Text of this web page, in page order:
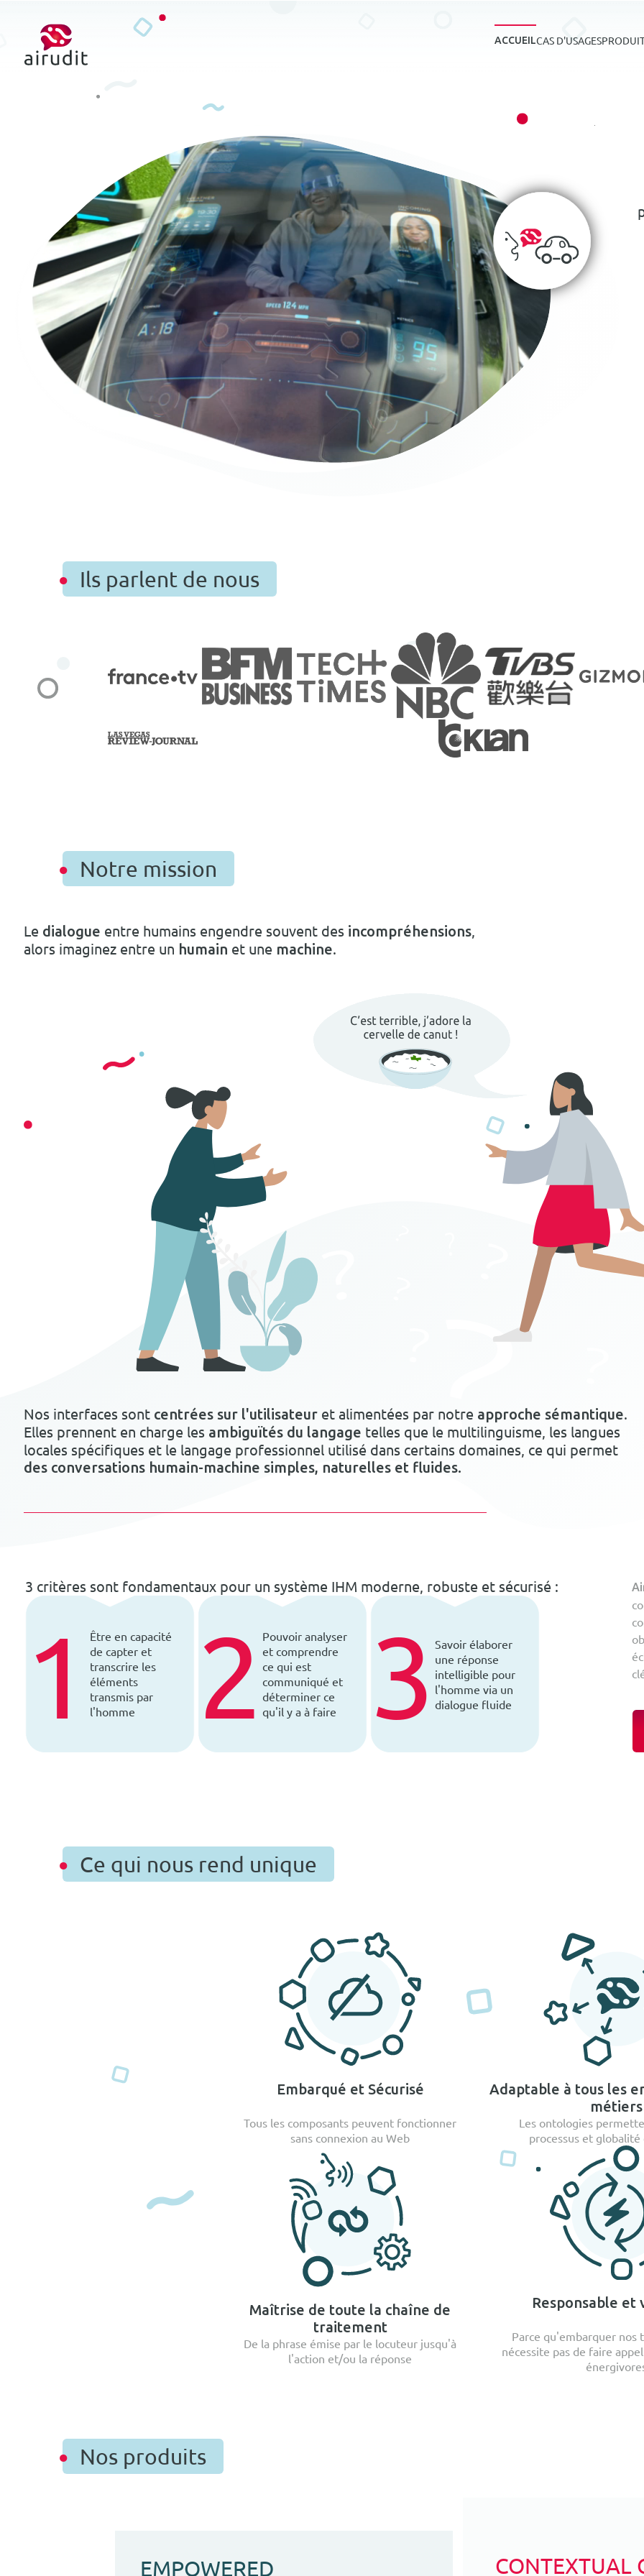
ACCUEILCAS D'USAGES
Ils parlent de nous
Notre mission
Le dialogue entre humains engendre souvent des incompréhensions
alors imaginez entre un humain et une machine.
Nos interfaces sont centrées sur l'utilisateur et alimentées par notre approche sémantique.
Elles prennent en charge les ambiguïtés du langage telles que le multilinguisme, les langues
locales spécifiques et le langage professionnel utilisé dans certains domaines, ce qui permet
des conversations humain-machine simples, naturelles et fluides.
3 critères sont fondamentaux pour un système IHM moderne, robuste et sécurisé :
1
Être en capacité
de capter et
transcrire les
éléments
transmis par
l'homme
2 Pouvoir analyser
et comprendre
ce qui est
communiqué et
déterminer ce
qu'il y a à faire
3 Savoir élaborer
une réponse
intelligible pour
l'homme via un
dialogue fluide
Ce qui nous rend unique
Embarqué et Sécurisé
Tous les composants peuvent fonctionner
sans connexion au Web
Adaptable à tous les
métiers
Les ontologies
processus et
Maîtrise de toute la chaîne de
traitement
De la phrase émise par le locuteur jusqu'à
l'action et/ou la réponse
Responsable et
Parce qu'embarquer nos
nécessite pas de faire
Nos produits
EMPOWERED
CONTEXTUAL